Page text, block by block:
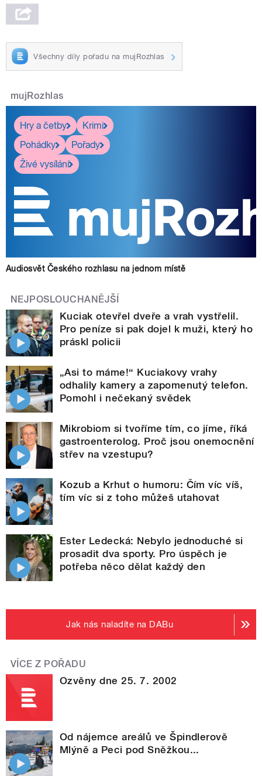
Všechny díly pořadu na mujRozhlas
mujRozhlas
Hry a četby
Krimi
Pohádky
Pořady
Živé vysílání
Audiosvět Českého rozhlasu na jednom místě
NEJPOSLOUCHANĚJŠÍ
Kuciak otevřel dveře a vrah vystřelil.
Pro peníze si pak dojel k muži, který ho
práskl policii
„Asi to máme!“ Kuciakovy vrahy
odhalily kamery a zapomenutý telefon.
Pomohl i nečekaný svědek
Mikrobiom si tvoříme tím, co jíme, říká
gastroenterolog. Proč jsou onemocnění
střev na vzestupu?
Kozub a Krhut o humoru: Čím víc víš,
tím víc si z toho můžeš utahovat
Ester Ledecká: Nebylo jednoduché si
prosadit dva sporty. Pro úspěch je
potřeba něco dělat každý den
Jak nás naladíte na DABu
VÍCE Z POŘADU
Ozvěny dne 25. 7. 2002
Od nájemce areálů ve Špindlerově
Mlýně a Peci pod Sněžkou...